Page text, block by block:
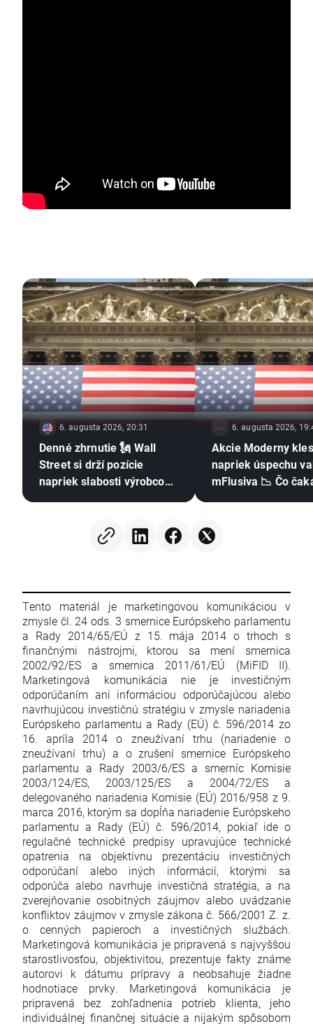
6. augusta 2026, 20:31
Denné zhrnutie 🗽 Wall
Street si drží pozície
napriek slabosti výrobcov
6. augusta 2026,
Akcie Moderny
napriek úspechu
mFlusiva 📉 Čo
Tento materiál je marketingovou komunikáciou v
zmysle čl. 24 ods. 3 smernice Európskeho parlamentu
a Rady 2014/65/EÚ z 15. mája 2014 o trhoch s
finančnými nástrojmi, ktorou sa mení smernica
2002/92/ES a smernica 2011/61/EÚ (MiFID II).
Marketingová komunikácia nie je investičným
odporúčaním ani informáciou odporúčajúcou alebo
navrhujúcou investičnú stratégiu v zmysle nariadenia
Európskeho parlamentu a Rady (EÚ) č. 596/2014 zo
16. apríla 2014 o zneužívaní trhu (nariadenie o
zneužívaní trhu) a o zrušení smernice Európskeho
parlamentu a Rady 2003/6/ES a smerníc Komisie
2003/124/ES, 2003/125/ES a 2004/72/ES a
delegovaného nariadenia Komisie (EÚ) 2016/958 z 9.
marca 2016, ktorým sa dopĺňa nariadenie Európskeho
parlamentu a Rady (EÚ) č. 596/2014, pokiaľ ide o
regulačné technické predpisy upravujúce technické
opatrenia na objektívnu prezentáciu investičných
odporúčaní alebo iných informácií, ktorými sa
odporúča alebo navrhuje investičná stratégia, a na
zverejňovanie osobitných záujmov alebo uvádzanie
konfliktov záujmov v zmysle zákona č. 566/2001 Z. z.
o cenných papieroch a investičných službách.
Marketingová komunikácia je pripravená s najvyššou
starostlivosťou, objektivitou, prezentuje fakty známe
autorovi k dátumu prípravy a neobsahuje žiadne
hodnotiace prvky. Marketingová komunikácia je
pripravená bez zohľadnenia potrieb klienta, jeho
individuálnej finančnej situácie a nijakým spôsobom